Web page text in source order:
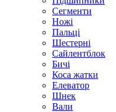
Сегменти
Ножі
Пальці
Шестерні
Сайлентблок
Бичі
Коса жатки
Елеватор
Шнек
Вали